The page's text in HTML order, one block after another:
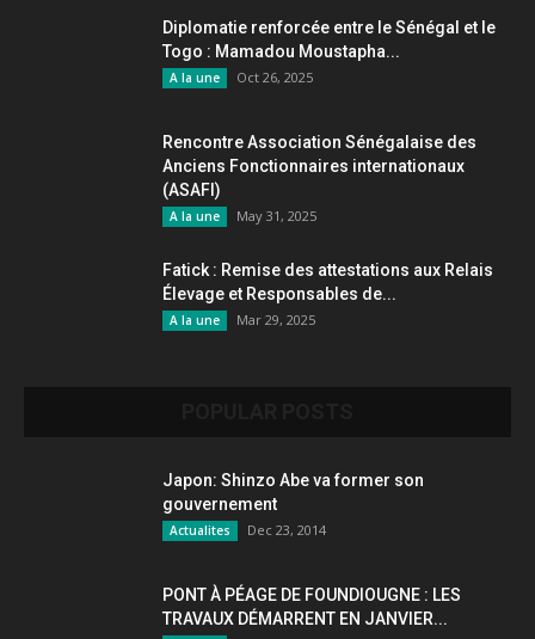
Diplomatie renforcée entre le Sénégal et le
Togo : Mamadou Moustapha...
A la une Oct 26, 2025
Rencontre Association Sénégalaise des
Anciens Fonctionnaires internationaux
(ASAFI)
A la une May 31, 2025
Fatick : Remise des attestations aux Relais
Élevage et Responsables de...
A la une Mar 29, 2025
Japon: Shinzo Abe va former son
gouvernement
Actualites Dec 23, 2014
PONT À PÉAGE DE FOUNDIOUGNE : LES
TRAVAUX DÉMARRENT EN JANVIER...